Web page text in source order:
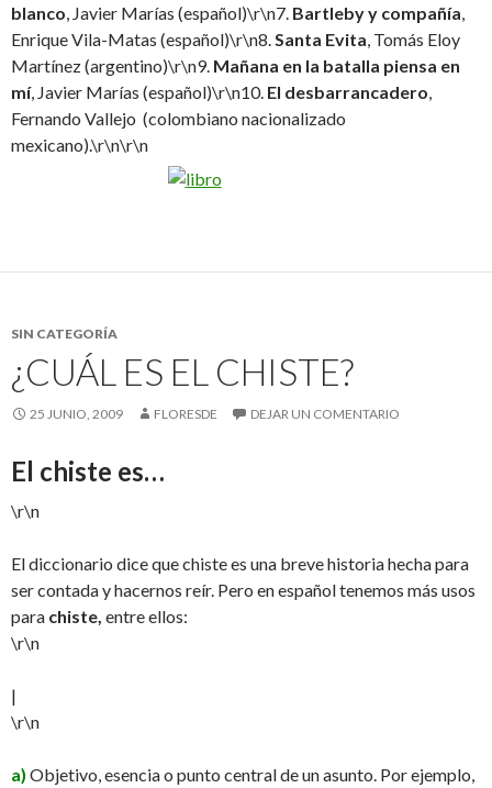
blanco , Javier Marías (español)\r\n7. Bartleby y compañía
Enrique Vila-Matas (español)\r\n8. Santa Evita , Tomás Eloy
Martínez (argentino)\r\n9. Mañana en la batalla piensa en
mí, Javier Marías (español)\r\n10. El desbarrancadero
Fernando Vallejo (colombiano nacionalizado
mexicano).\r\n\r\n
SIN CATEGORÍA
¿CUÁL ES EL CHISTE?
25 JUNIO, 2009 FLORESDE DEJAR UN COMENTARIO
El chiste es…
\r\n
El diccionario dice que chiste es una breve historia hecha para
ser contada y hacernos reír. Pero en español tenemos más usos
para chiste, entre ellos:
\r\n
|
\r\n
a) Objetivo, esencia o punto central de un asunto. Por ejemplo,